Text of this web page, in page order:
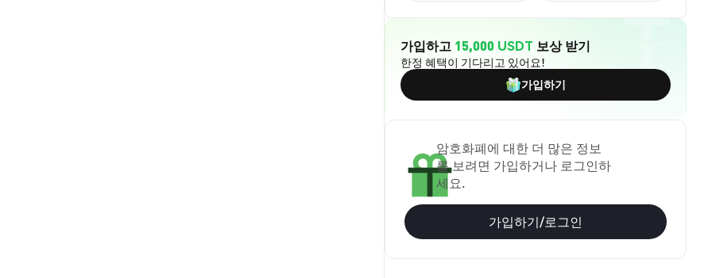
가입하고 15,000 USDT 보상 받기
한정 혜택이 기다리고 있어요!
가입하기
암호화폐에 대한 더 많은 정보
를 보려면 가입하거나 로그인하
세요.
가입하기/로그인